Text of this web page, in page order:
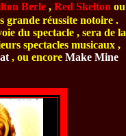
Berle , Red Skelton ou
grande réussite notoire .
du spectacle , sera de la
spectacles musicaux ,
, ou encore Make Mine